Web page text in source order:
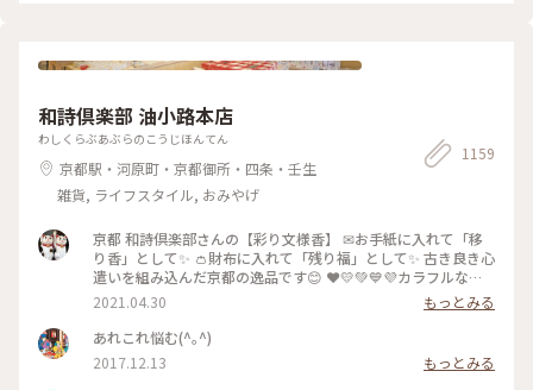
和詩倶楽部 油小路本店
わしくらぶあぶらのこうじほんてん
京都駅・河原町・京都御所・四条・壬生
雑貨, ライフスタイル, おみやげ
1159
京都 和詩倶楽部さんの【彩り文様香】 ✉お手紙に入れて「移
り香」として✨ 👛財布に入れて「残り福」として✨ 古き良き心
遣いを組み込んだ京都の逸品です😊 ❤️💛💚💙💜カラフルな可
愛い「京もの」 持ってるだけで幸せな気持ちになりますよ〜(*
´ᵕ`*) ❁❀✿✾🤍香りは 白檀🤍❁❀✿✾ 伝統文様の説明は写真5
枚目を見てくださいね✨ * 白檀はふくよかで優美さを兼ね備え
高貴な心打つ香りがします(*´˘`*)♡♡♡ 大好きな香りです(｡･
ω･｡)❁。🌼.*･ﾟ .ﾟ･*. * 古代より人の心を捉え 和らげてきた香
2021.04.30
もっとみる
あれこれ悩む(^｡^)
2017.12.13
もっとみる